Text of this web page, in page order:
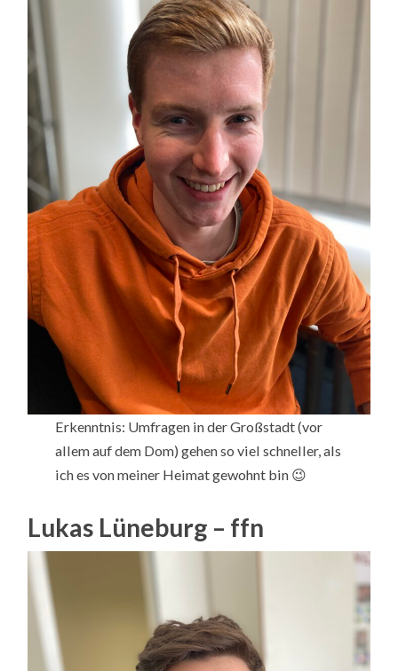
Erkenntnis: Umfragen in der Großstadt (vor
allem auf dem Dom) gehen so viel schneller, als
ich es von meiner Heimat gewohnt bin 😉
Lukas Lüneburg – ffn